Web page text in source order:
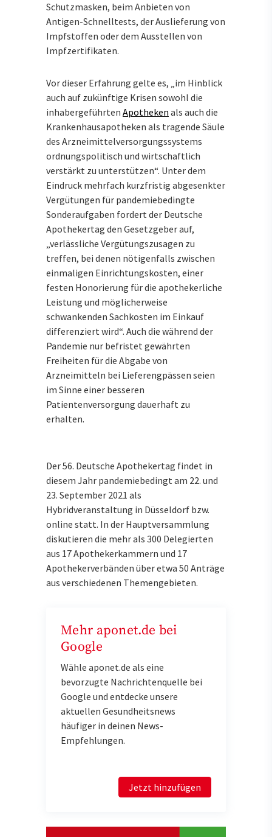
Schutzmasken, beim Anbieten von
Antigen-Schnelltests, der Auslieferung von
Impfstoffen oder dem Ausstellen von
Impfzertifikaten.
Vor dieser Erfahrung gelte es, „im Hinblick
auch auf zukünftige Krisen sowohl die
inhabergeführten Apotheken als auch die
Krankenhausapotheken als tragende Säule
des Arzneimittelversorgungssystems
ordnungspolitisch und wirtschaftlich
verstärkt zu unterstützen“. Unter dem
Eindruck mehrfach kurzfristig abgesenkter
Vergütungen für pandemiebedingte
Sonderaufgaben fordert der Deutsche
Apothekertag den Gesetzgeber auf,
„verlässliche Vergütungszusagen zu
treffen, bei denen nötigenfalls zwischen
einmaligen Einrichtungskosten, einer
festen Honorierung für die apothekerliche
Leistung und möglicherweise
schwankenden Sachkosten im Einkauf
differenziert wird“. Auch die während der
Pandemie nur befristet gewährten
Freiheiten für die Abgabe von
Arzneimitteln bei Lieferengpässen seien
im Sinne einer besseren
Patientenversorgung dauerhaft zu
erhalten.
Der 56. Deutsche Apothekertag findet in
diesem Jahr pandemiebedingt am 22. und
23. September 2021 als
Hybridveranstaltung in Düsseldorf bzw.
online statt. In der Hauptversammlung
diskutieren die mehr als 300 Delegierten
aus 17 Apothekerkammern und 17
Apothekerverbänden über etwa 50 Anträge
aus verschiedenen Themengebieten.
Mehr aponet.de bei
Google
Wähle aponet.de als eine
bevorzugte Nachrichtenquelle bei
Google und entdecke unsere
aktuellen Gesundheitsnews
häufiger in deinen News-
Empfehlungen.
Jetzt hinzufügen